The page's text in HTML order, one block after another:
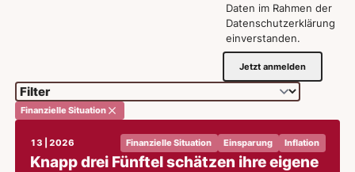
Daten im Rahmen der
Datenschutzerklärung
einverstanden.
Jetzt anmelden
Finanzielle Situation
13 | 2026 Finanzielle Situation Einsparung Inflation
Knapp drei Fünftel schätzen ihre eigene